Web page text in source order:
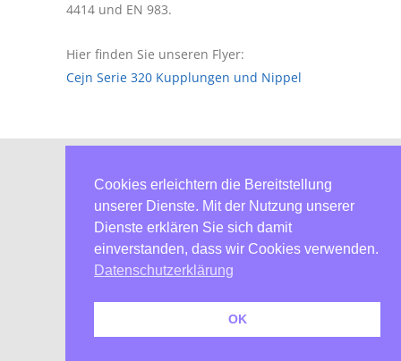
4414 und EN 983.
Hier finden Sie unseren Flyer:
Cejn Serie 320 Kupplungen und Nippel
Datenschutzerklärung
Jobs & Karriere
Cookies erleichtern die Bereitstellung
unserer Dienste. Mit der Nutzung unserer
Dienste erklären Sie sich damit
einverstanden, dass wir Cookies verwenden.
Datenschutzerklärung
OK